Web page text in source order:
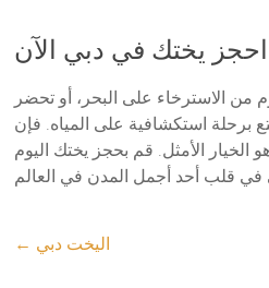
احجز يختك في دبي الآن
الاسترخاء على البحر، أو تحضر
برحلة استكشافية على المياه. فإن
الخيار الأمثل. قم بحجز يختك اليوم
← اليخت دبي